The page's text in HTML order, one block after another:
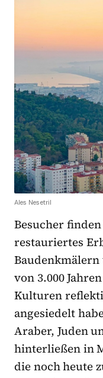
Ales Nesetril
Besucher
restauriertes
Baudenkmälern
von 3.000
Kulturen
angesiedelt
Araber, Juden
hinterließen in
die noch heute